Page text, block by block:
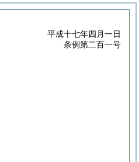
平成十七年四月一日
条例第二百一号